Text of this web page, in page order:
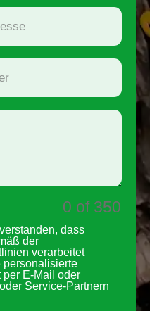
0 of 350
dass
der
verarbeitet
personalisierte
per E-Mail oder
Service-Partnern